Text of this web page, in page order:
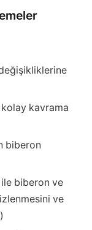
değişikliklerine
kavrama
biberon
ile biberon ve
ve